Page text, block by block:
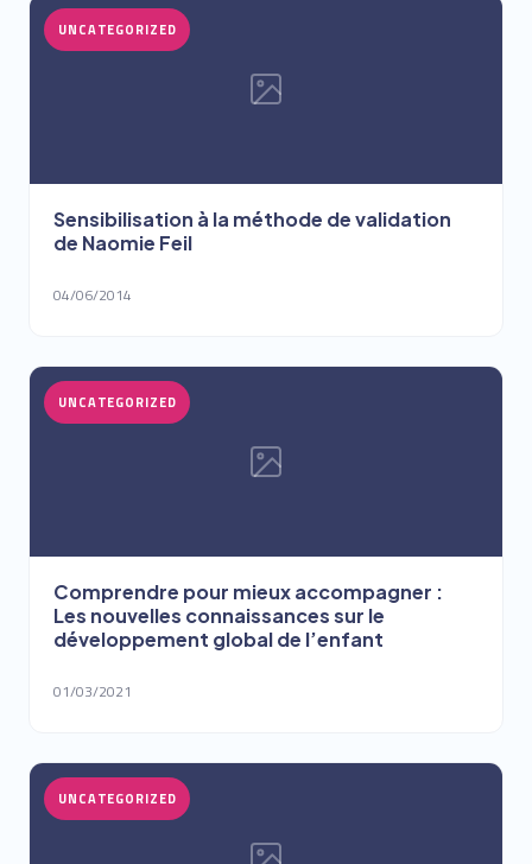
UNCATEGORIZED
Sensibilisation à la méthode de validation
de Naomie Feil
04/06/2014
UNCATEGORIZED
Comprendre pour mieux accompagner :
Les nouvelles connaissances sur le
développement global de l’enfant
01/03/2021
UNCATEGORIZED